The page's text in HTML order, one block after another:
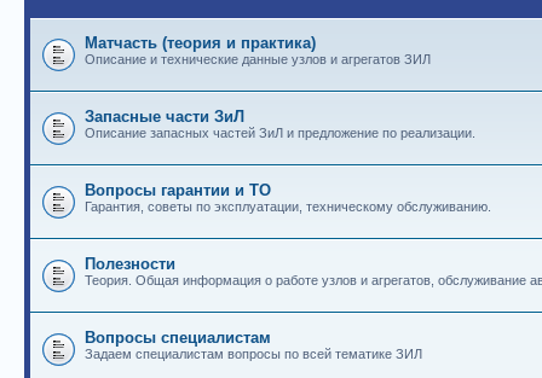
Матчасть (теория и практика)
Описание и технические данные узлов и агрегатов ЗИЛ
Запасные части ЗиЛ
Описание запасных частей ЗиЛ и предложение по реализации.
Вопросы гарантии и ТО
Гарантия, советы по эксплуатации, техническому обслуживанию.
Полезности
Теория. Общая информация о работе узлов и агрегатов, обслуживание
Вопросы специалистам
Задаем специалистам вопросы по всей тематике ЗИЛ